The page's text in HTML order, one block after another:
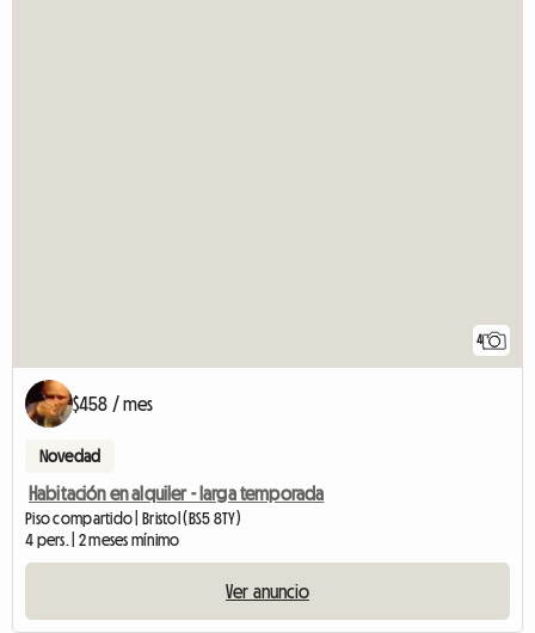
4
$458 / mes
Novedad
Habitación en alquiler - larga temporada
Piso compartido | Bristol (BS5 8TY)
4 pers. | 2 meses mínimo
Ver anuncio